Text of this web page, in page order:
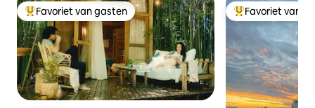
Topfavoriet van gasten
Favoriet van gasten Topfavoriet van
Favoriet van